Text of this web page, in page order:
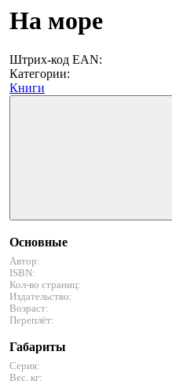
На море
Штрих-код EAN:
Категории:
Книги
Основные
Автор:
ISBN:
Кол-во страниц:
Издательство:
Возраст:
Переплёт:
Габариты
Серия:
Вес, кг: